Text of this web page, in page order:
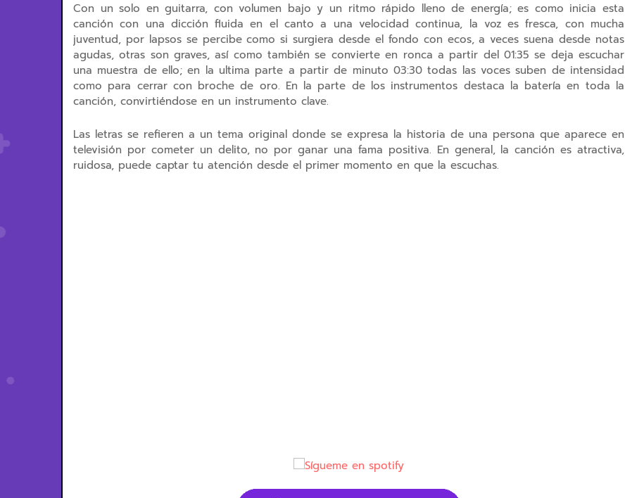
Con un solo en guitarra, con volumen bajo y un ritmo rápido lleno de energía; es como inicia esta
canción con una dicción fluida en el canto a una velocidad continua, la voz es fresca, con mucha
juventud, por lapsos se percibe como si surgiera desde el fondo con ecos, a veces suena desde notas
agudas, otras son graves, así como también se convierte en ronca a partir del 01:35 se deja escuchar
una muestra de ello; en la ultima parte a partir de minuto 03:30 todas las voces suben de intensidad
como para cerrar con broche de oro. En la parte de los instrumentos destaca la batería en toda la
canción, convirtiéndose en un instrumento clave.
Las letras se refieren a un tema original donde se expresa la historia de una persona que aparece en
televisión por cometer un delito, no por ganar una fama positiva. En general, la canción es atractiva,
ruidosa, puede captar tu atención desde el primer momento en que la escuchas.